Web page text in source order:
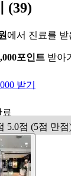
(39)
에서 진료를
포인트 받아
받기
5.0점 (5점 만점